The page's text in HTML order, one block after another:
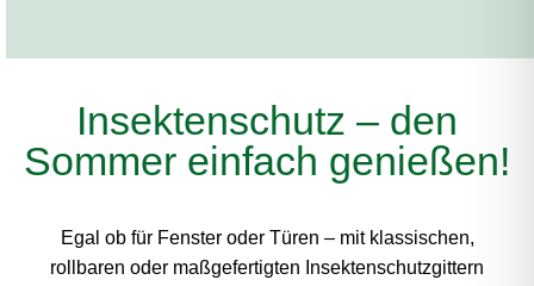
Insektenschutz – den
Sommer einfach genießen!
Egal ob für Fenster oder Türen – mit klassischen,
rollbaren oder maßgefertigten Insektenschutzgittern